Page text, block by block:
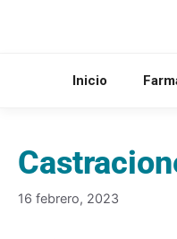
Inicio
16 febrero, 2023